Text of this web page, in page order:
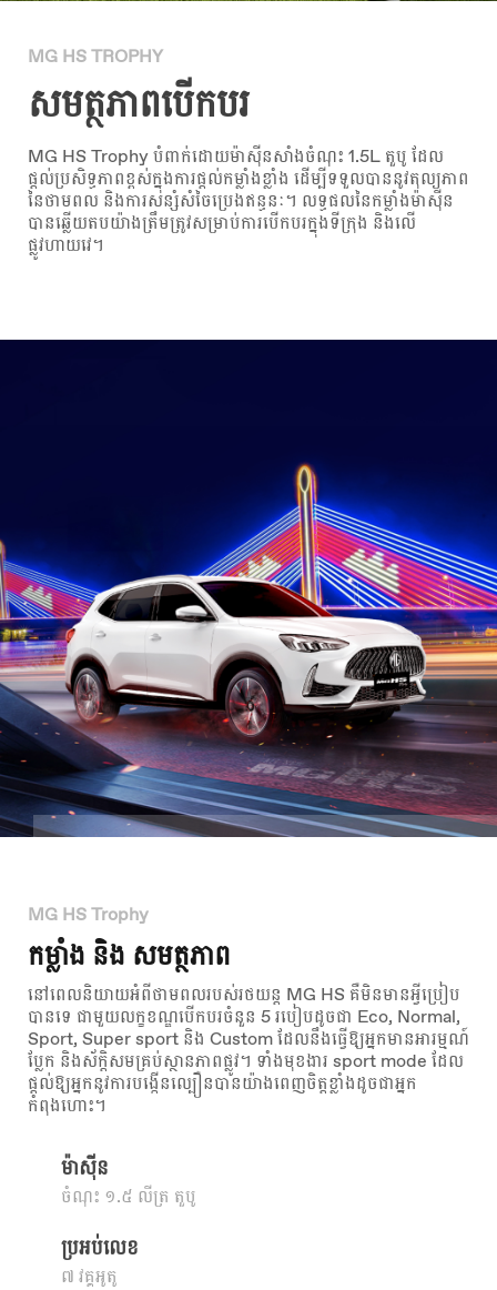
MG HS TROPHY
សមត្ថភាពបើកបរ
MG HS Trophy បំពាក់ដោយម៉ាស៊ីនសាំងចំណុះ 1.5L តួបូ ដែល
ផ្តល់ប្រសិទ្ធភាពខ្ពស់ក្នុងការផ្តល់កម្លាំងខ្លាំង ដើម្បីទទួលបាននូវតុល្យភាព
នៃថាមពល និងការសន្សំសំចៃប្រេងឥន្ធនៈ។ លទ្ធផលនៃកម្លាំងម៉ាស៊ីន
បានឆ្លើយតបយ៉ាងត្រឹមត្រូវសម្រាប់ការបើកបរក្នុងទីក្រុង និងលើ
ផ្លូវហាយវេ។
MG HS Trophy
កម្លាំង និង សមត្ថភាព
នៅពេលនិយាយអំពីថាមពលរបស់រថយន្ត MG HS គឺមិនមានអ្វីប្រៀប
បានទេ ជាមួយលក្ខខណ្ឌបើកបរចំនួន 5 របៀបដូចជា Eco, Normal,
Sport, Super sport និង Custom ដែលនឹងធ្វើឱ្យអ្នកមានអារម្មណ៍
ប្លែក និងស័ក្តិសមគ្រប់ស្ថានភាពផ្លូវ។ ទាំងមុខងារ sport mode ដែល
ផ្តល់ឱ្យអ្នកនូវការបង្កើនល្បឿនបានយ៉ាងពេញចិត្តខ្លាំងដូចជាអ្នក
កំពុងហោះ។
ម៉ាស៊ីន
ចំណុះ ១.៥ លីត្រ តួបូ
ប្រអប់លេខ
៧ វគ្គអូតូ